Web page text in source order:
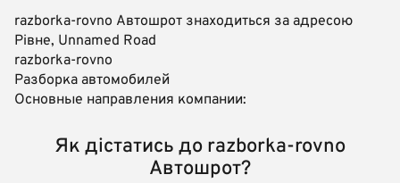
razborka-rovno Автошрот знаходиться за адресою
Рівне, Unnamed Road
razborka-rovno
Разборка автомобилей
Основные направления компании:
Як дістатись до razborka-rovno
Автошрот?